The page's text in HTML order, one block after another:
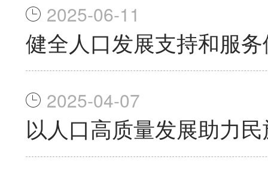
2025-06-11
健全人口发展支持和服
2025-04-07
以人口高质量发展助力